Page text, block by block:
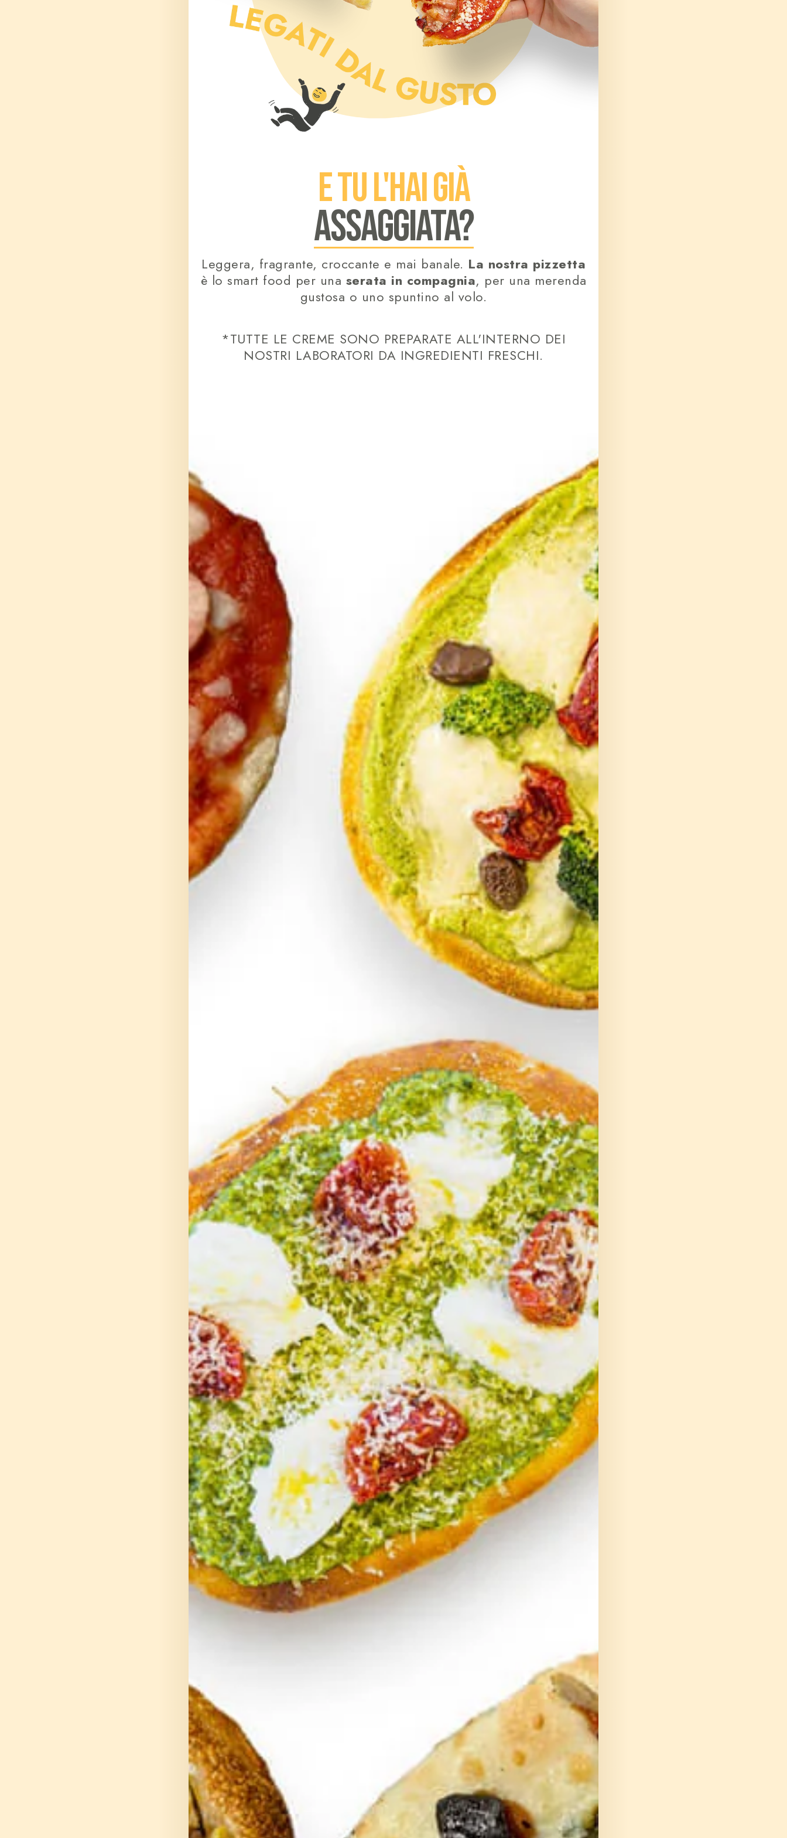
E TU L'HAI GIÀ
ASSAGGIATA?
Leggera, fragrante, croccante e mai banale. La nostra pizzetta
è lo smart food per una serata in compagnia, per una merenda
gustosa o uno spuntino al volo.
*TUTTE LE CREME SONO PREPARATE ALL'INTERNO DEI
NOSTRI LABORATORI DA INGREDIENTI FRESCHI.